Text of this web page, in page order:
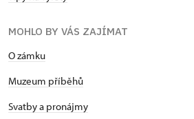
MOHLO BY VÁS ZAJÍMAT
O zámku
Muzeum příběhů
Svatby a pronájmy